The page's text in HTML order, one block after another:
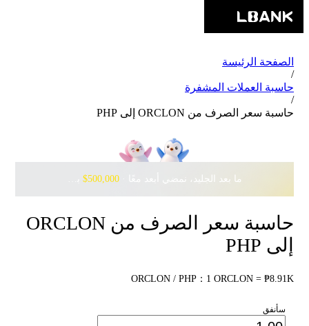
الصفحة الرئيسة
/
حاسبة العملات المشفرة
/
حاسبة سعر الصرف من ORCLON إلى PHP
ما بعد الجليد، نمضي أبعد معًا · ‎ $500,000بانتظارك مع Pudgy Penguins
حاسبة سعر الصرف من ORCLON
إلى PHP
ORCLON / PHP：1 ORCLON = ₱8.91K
سأنفق